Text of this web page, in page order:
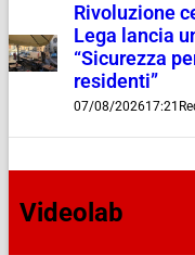
Rivoluzione
Lega lancia
“Sicurezza
residenti”
07/08/202617:21
Videolab